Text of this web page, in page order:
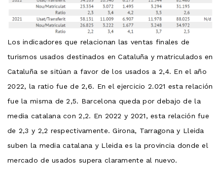
Los indicadores que relacionan las ventas finales de
turismos usados ​​destinados en Cataluña y matriculados en
Cataluña se sitúan a favor de los usados ​​a 2,4. En el año
2022, la ratio fue de 2,6. En el ejercicio 2.021 esta relación
fue la misma de 2,5. Barcelona queda por debajo de la
media catalana con 2,2. En 2022 y 2021, esta relación fue
de 2,3 y 2,2 respectivamente. Girona, Tarragona y Lleida
suben la media catalana y Lleida es la provincia donde el
mercado de usados ​​supera claramente al nuevo.